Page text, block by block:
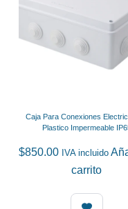
Caja Para Conexiones
Plastico Impermeable
$850.00 IVA incluido
carrito